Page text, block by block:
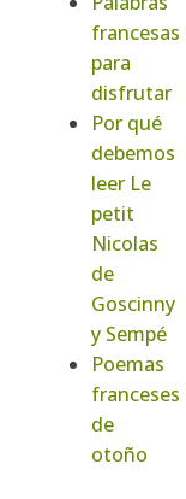
francesas
para
disfrutar
Por qué
debemos
leer Le
petit
Nicolas
de
Goscinny
y Sempé
Poemas
franceses
de
otoño